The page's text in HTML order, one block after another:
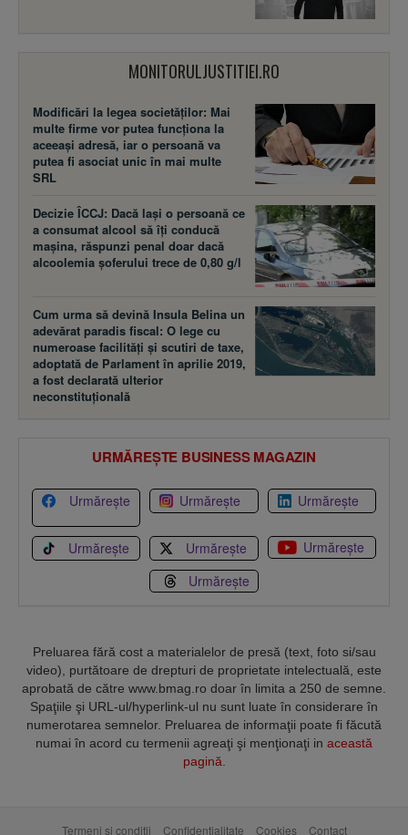
MONITORULJUSTITIEI.RO
Modificări la legea societăţilor: Mai
multe firme vor putea funcţiona la
aceeaşi adresă, iar o persoană va
putea fi asociat unic în mai multe
SRL
Decizie ÎCCJ: Dacă laşi o persoană ce
a consumat alcool să îţi conducă
maşina, răspunzi penal doar dacă
alcoolemia şoferului trece de 0,80 g/l
Cum urma să devină Insula Belina un
adevărat paradis fiscal: O lege cu
numeroase facilităţi şi scutiri de taxe,
adoptată de Parlament în aprilie 2019,
a fost declarată ulterior
neconstituţională
URMĂREȘTE BUSINESS MAGAZIN
Urmărește Urmărește Urmărește
Urmărește Urmărește
Urmărește
Urmărește
Preluarea fără cost a materialelor de presă (text, foto si/sau
video), purtătoare de drepturi de proprietate intelectuală, este
aprobată de către www.bmag.ro doar în limita a 250 de semne.
Spaţiile şi URL-ul/hyperlink-ul nu sunt luate în considerare în
numerotarea semnelor. Preluarea de informaţii poate fi făcută
numai în acord cu termenii agreaţi şi menţionaţi in această
pagină
Termeni și condiții Confidențialitate Cookies Contact